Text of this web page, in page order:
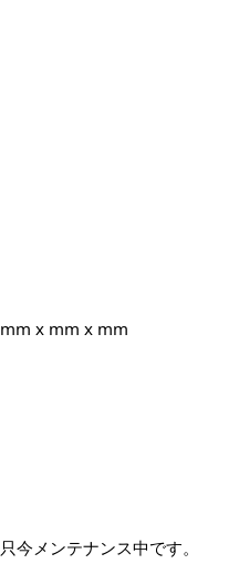
mm x mm x mm
只今メンテナンス中です。